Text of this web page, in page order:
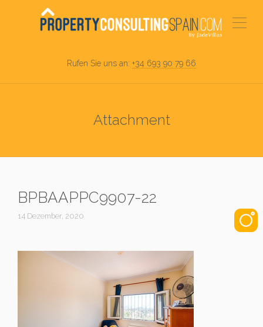
Rufen Sie uns an: +34 693 90 79 66
Attachment
BPBAAPPC9907-22
14 Dezember, 2020